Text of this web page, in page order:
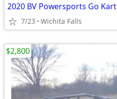
2020 BV Powersports Go Kart
7/23 Wichita Falls
$2,800